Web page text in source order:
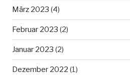
März 2023 (4)
Februar 2023 (2)
Januar 2023 (2)
Dezember 2022 (1)